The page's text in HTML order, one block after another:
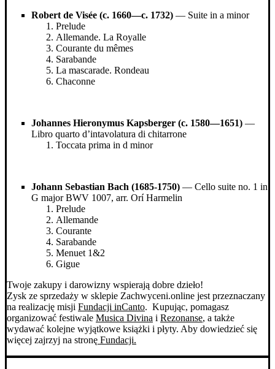
Robert de Visée (c. 1660—c. 1732) — Suite in a minor
Prelude
Allemande. La Royalle
Courante du mêmes
Sarabande
La mascarade. Rondeau
Chaconne
Johannes Hieronymus Kapsberger (c. 1580—1651) —
Libro quarto d’intavolatura di chitarrone
Toccata prima in d minor
Johann Sebastian Bach (1685-1750) — Cello suite no. 1 in
G major BWV 1007, arr. Orí Harmelin
Prelude
Allemande
Courante
Sarabande
Menuet 1&2
Gigue
Twoje zakupy i darowizny wspierają dobre dzieło!
Zysk ze sprzedaży w sklepie Zachwyceni.online jest przeznaczany
na realizację misji Fundacji inCanto. Kupując, pomagasz
organizować festiwale Musica Divina i Rezonanse, a także
wydawać kolejne wyjątkowe książki i płyty. Aby dowiedzieć się
więcej zajrzyj na stronę Fundacji.